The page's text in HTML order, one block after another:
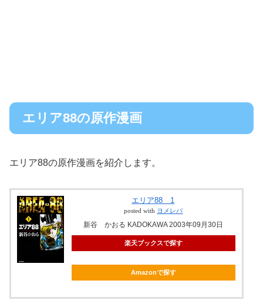
エリア88の原作漫画
エリア88の原作漫画を紹介します。
エリア88 1
posted with ヨメレバ
新谷 かおる KADOKAWA 2003年09月30日
楽天ブックスで探す
Amazonで探す